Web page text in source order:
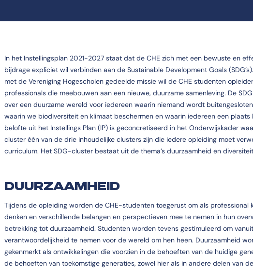
In het Instellingsplan 2021-2027 staat dat de CHE zich met een bewuste en
bijdrage expliciet wil verbinden aan de Sustainable Development Goals
met de Vereniging Hogescholen gedeelde missie wil de CHE studenten
professionals die meebouwen aan een nieuwe, duurzame samenleving. De
over een duurzame wereld voor iedereen waarin niemand wordt
waarin we biodiversiteit en klimaat beschermen en waarin iedereen een plaats
belofte uit het Instellings Plan (IP) is geconcretiseerd in het Onderwijskader
cluster één van de drie inhoudelijke clusters zijn die iedere opleiding moet
curriculum. Het SDG-cluster bestaat uit de thema’s duurzaamheid en
DUURZAAMHEID
Tijdens de opleiding worden de CHE-studenten toegerust om als professional
denken en verschillende belangen en perspectieven mee te nemen in hun
betrekking tot duurzaamheid. Studenten worden tevens gestimuleerd om
verantwoordelijkheid te nemen voor de wereld om hen heen. Duurzaamheid
gekenmerkt als ontwikkelingen die voorzien in de behoeften van de huidige
de behoeften van toekomstige generaties, zowel hier als in andere delen van